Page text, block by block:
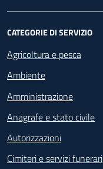
CATEGORIE DI SERVIZIO
Agricoltura e pesca
Ambiente
Amministrazione
Anagrafe e stato civile
Autorizzazioni
Cimiteri e servizi funerari